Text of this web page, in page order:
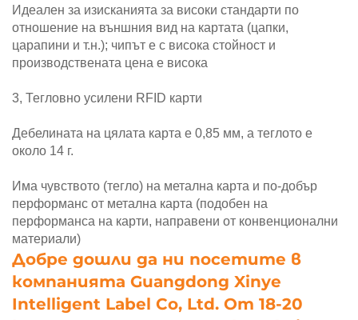
Идеален за изисканията за високи стандарти по
отношение на външния вид на картата (цапки,
царапини и т.н.); чипът е с висока стойност и
производствената цена е висока
3, Тегловно усилени RFID карти
Дебелината на цялата карта е 0,85 мм, а теглото е
около 14 г.
Има чувството (тегло) на метална карта и по-добър
перформанс от метална карта (подобен на
перформанса на карти, направени от конвенционални
материали)
Добре дошли да ни посетите в
компанията Guangdong Xinye
Intelligent Label Co, Ltd. От 18-20